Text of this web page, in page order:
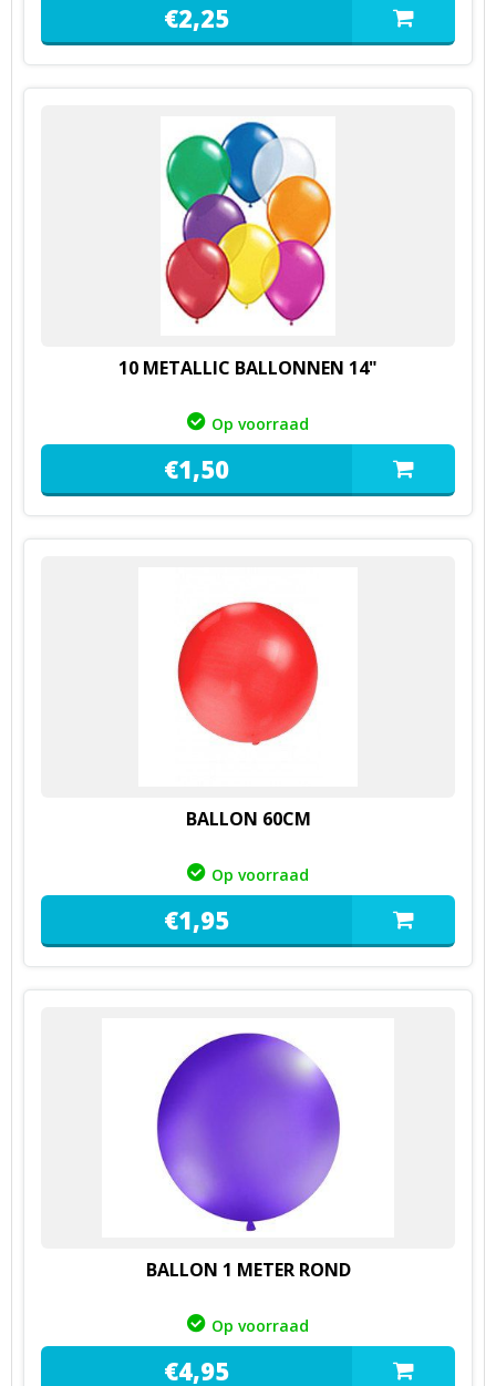
€2,25
10 METALLIC BALLONNEN 14"
Op voorraad
€1,50
BALLON 60CM
Op voorraad
€1,95
BALLON 1 METER ROND
Op voorraad
€4,95